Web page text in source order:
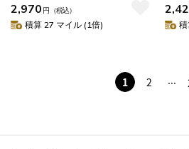
2,970 円 （税込）
積算 27 マイル (1倍)
1 2